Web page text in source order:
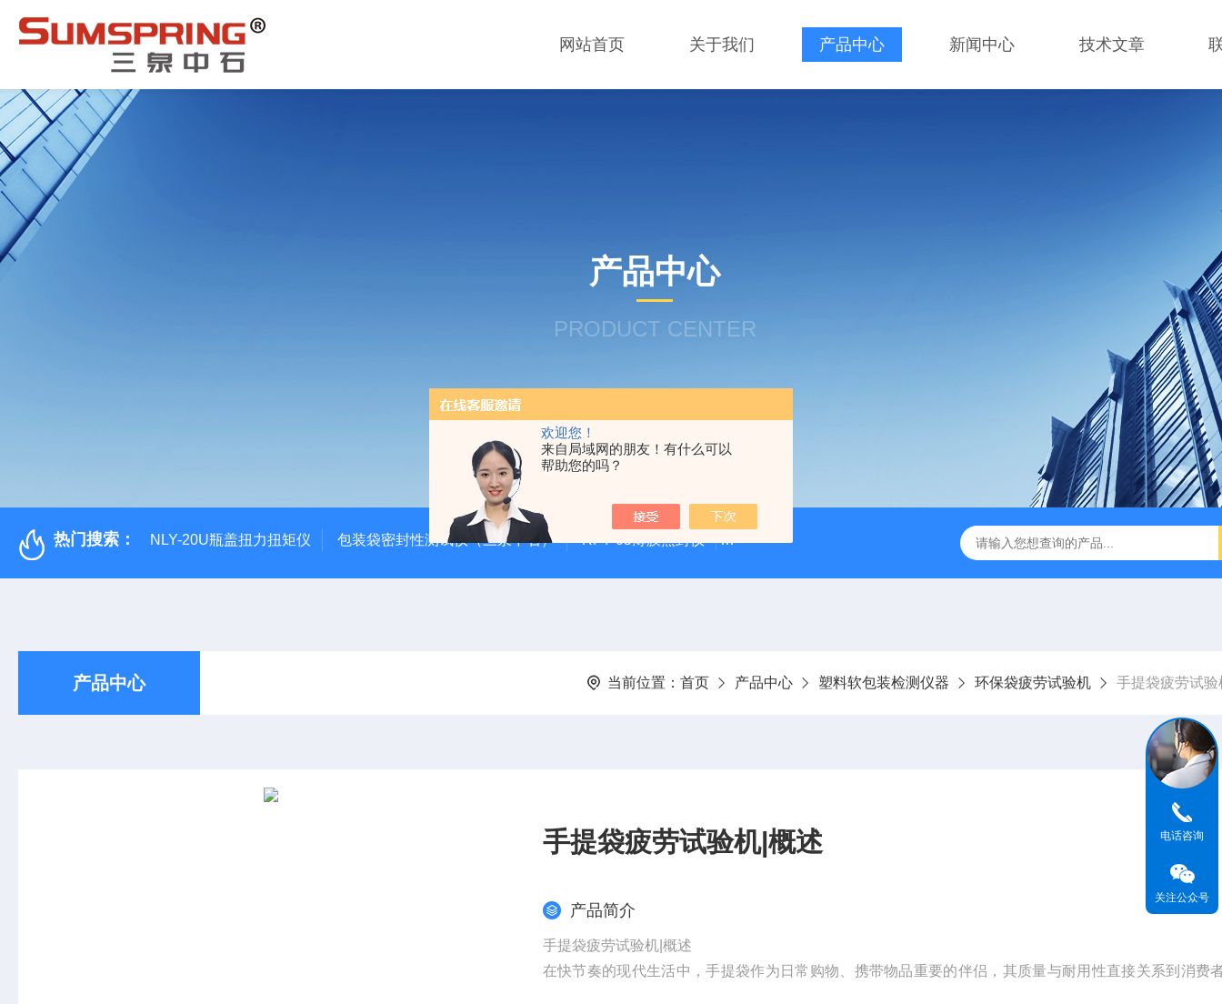
欢迎您！
来自局域网的朋友！有什么可以
帮助您的吗？
网站首页 关于我们 产品中心 新闻中心 技术文章
产品中心
PRODUCT CENTER
热门搜索： NLY-20U瓶盖扭力扭矩仪 包装袋密封性测试仪（三泉中石） RFY-05薄膜热封仪 安瓿瓶折断力测试仪YBB00332002 金属箔片摆锤冲击测定仪
产品中心 当前位置： 首页 产品中心 塑料软包装检测仪器 环保袋疲劳试验机 手提袋疲劳试验
手提袋疲劳试验机|概述
产品简介
手提袋疲劳试验机|概述
在快节奏的现代生活中，手提袋作为日常购物、携带物品重要的伴侣，其质量与耐用性直接关系到消费
电话咨询
关注公众号